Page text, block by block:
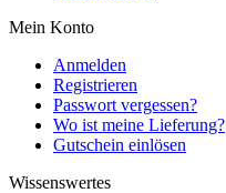
Mein Konto
Anmelden
Registrieren
Passwort vergessen?
Wo ist meine Lieferung?
Gutschein einlösen
Wissenswertes